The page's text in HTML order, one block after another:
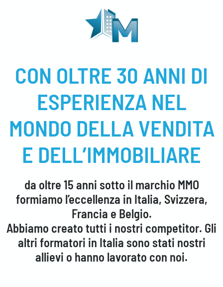
CON OLTRE 30 ANNI DI
ESPERIENZA NEL
MONDO DELLA VENDITA
E DELL’IMMOBILIARE
da oltre 15 anni sotto il marchio MMO
formiamo l’eccellenza in Italia, Svizzera,
Francia e Belgio.
Abbiamo creato tutti i nostri competitor. Gli
altri formatori in Italia sono stati nostri
allievi o hanno lavorato con noi.